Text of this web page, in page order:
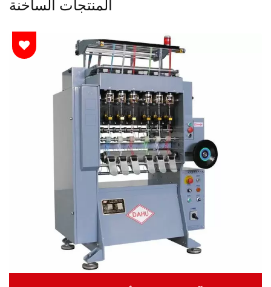
المنتجات الساخنة